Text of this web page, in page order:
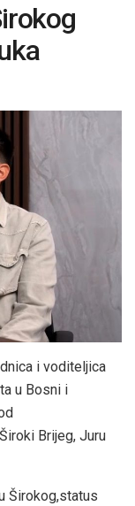
i voditeljica
u Bosni i
Brijeg, Juru
Širokog,status